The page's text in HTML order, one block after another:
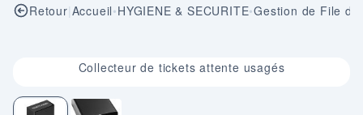
Retour|Accueil•HYGIENE & SECURITE•Gestion de File
Image 1 sur 2Collecteur de tickets attente usagés